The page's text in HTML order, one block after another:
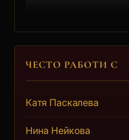
ЧЕСТО РАБОТИ С
Катя Паскалева
Нина Нейкова